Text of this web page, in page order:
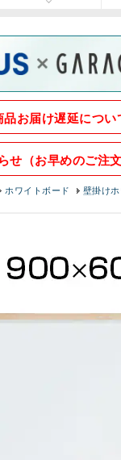
品お届け遅延につい
せ（お早めのご注
ホワイトボード 壁掛け